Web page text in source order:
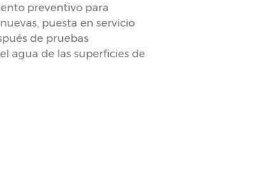
preventivo para
puesta en servicio
de pruebas
agua de las superficies de